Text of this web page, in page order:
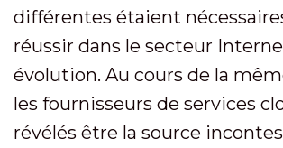
différentes étaient
réussir dans le secteur
évolution. Au cours de la
les fournisseurs de services
révélés être la source